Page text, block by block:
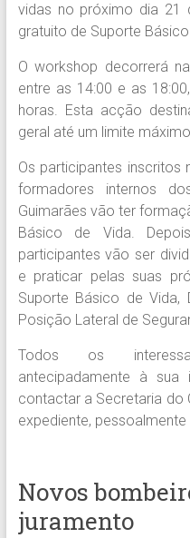
vidas no próximo dia 21
gratuito de Suporte
O workshop decorrerá
entre as 14:00 e as
horas. Esta acção
geral até um limite
Os participantes inscritos
formadores internos
Guimarães vão ter
Básico de Vida.
participantes vão ser
e praticar pelas suas
Suporte Básico de Vida,
Posição Lateral de
Todos os
antecipadamente à sua
contactar a Secretaria do
expediente,
Novos
juramento